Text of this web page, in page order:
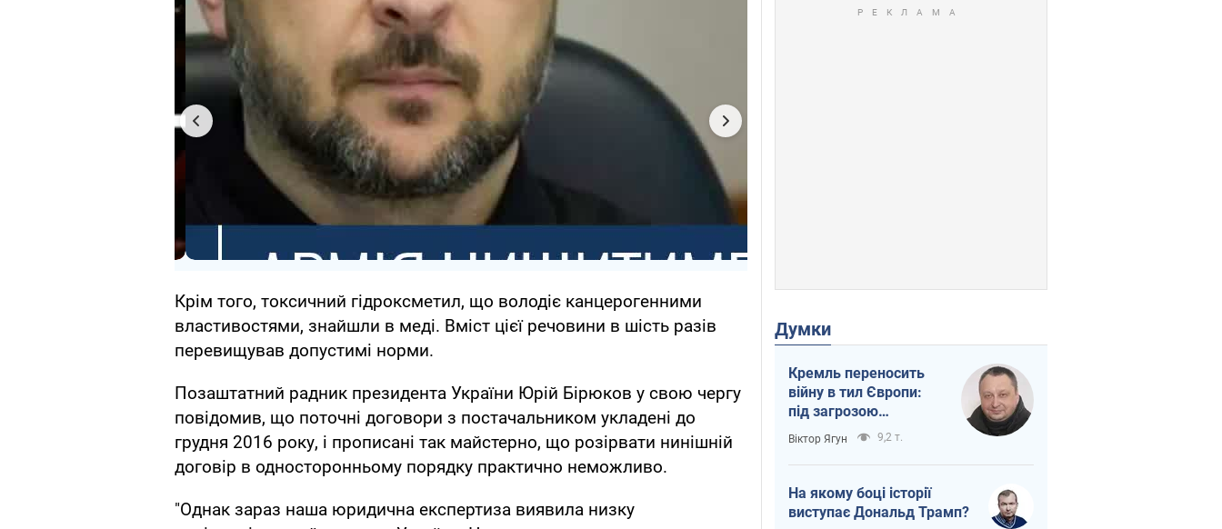
Крім того, токсичний гідроксметил, що володіє канцерогенними
властивостями, знайшли в меді. Вміст цієї речовини в шість разів
перевищував допустимі норми.
Позаштатний радник президента України Юрій Бірюков у свою чергу
повідомив, що поточні договори з постачальником укладені до
грудня 2016 року, і прописані так майстерно, що розірвати нинішній
договір в односторонньому порядку практично неможливо.
"Однак зараз наша юридична експертиза виявила низку
Думки
Кремль переносить
війну в тил Європи:
під загрозою
критична логістика
Віктор Ягун 9,2 т.
На якому боці історії
виступає Дональд Трамп?